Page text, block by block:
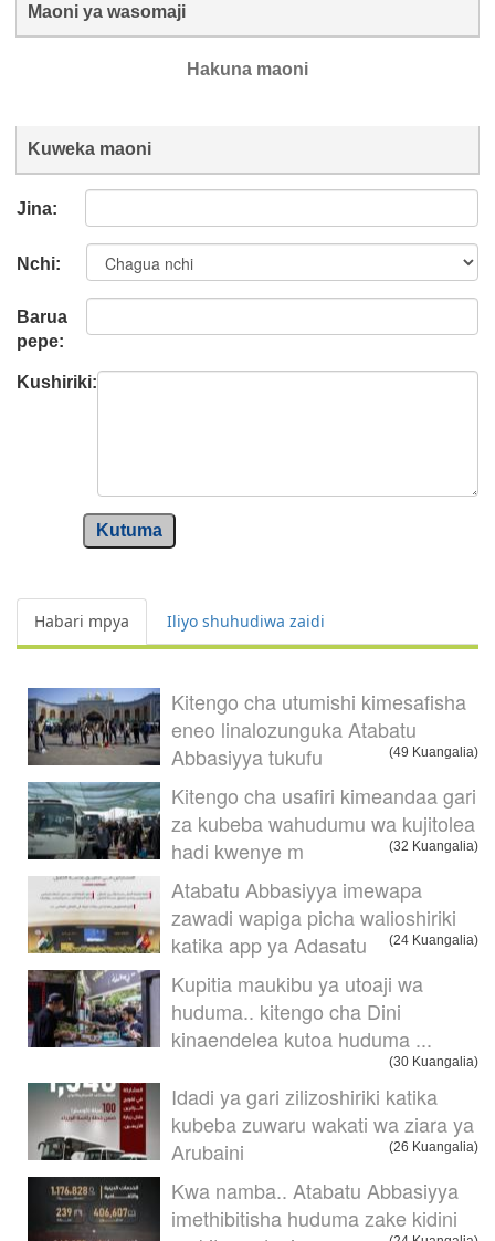
Maoni ya wasomaji
Hakuna maoni
Kuweka maoni
Jina:
Nchi:
Barua
pepe:
Kushiriki:
Kutuma
Habari mpya Iliyo shuhudiwa zaidi
Kitengo cha utumishi kimesafisha
eneo linalozunguka Atabatu
Abbasiyya tukufu
(49 Kuangalia)
Kitengo cha usafiri kimeandaa gari
za kubeba wahudumu wa kujitolea
hadi kwenye m
(32 Kuangalia)
Atabatu Abbasiyya imewapa
zawadi wapiga picha walioshiriki
katika app ya Adasatu
(24 Kuangalia)
Kupitia maukibu ya utoaji wa
huduma.. kitengo cha Dini
kinaendelea kutoa huduma ...
(30 Kuangalia)
Idadi ya gari zilizoshiriki katika
kubeba zuwaru wakati wa ziara ya
Arubaini
(26 Kuangalia)
Kwa namba.. Atabatu Abbasiyya
imethibitisha huduma zake kidini